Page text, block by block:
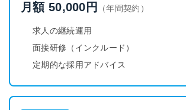
月額 50,000円 （年間契約）
求人の継続運用
面接研修（インクルード）
定期的な採用アドバイス